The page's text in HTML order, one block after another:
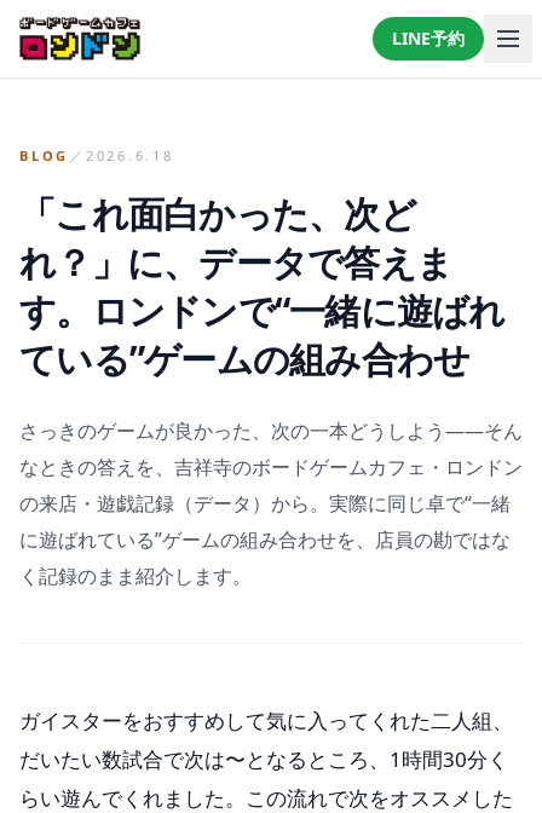
LINE予約
BLOG ／ 2026.6.18
「これ面白かった、次ど
れ？」に、データで答えま
す。ロンドンで“一緒に遊ばれ
ている”ゲームの組み合わせ
さっきのゲームが良かった、次の一本どうしよう——そん
なときの答えを、吉祥寺のボードゲームカフェ・ロンドン
の来店・遊戯記録（データ）から。実際に同じ卓で“一緒
に遊ばれている”ゲームの組み合わせを、店員の勘ではな
く記録のまま紹介します。
ガイスターをおすすめして気に入ってくれた二人組、
だいたい数試合で次は〜となるところ、1時間30分く
らい遊んでくれました。この流れで次をオススメした